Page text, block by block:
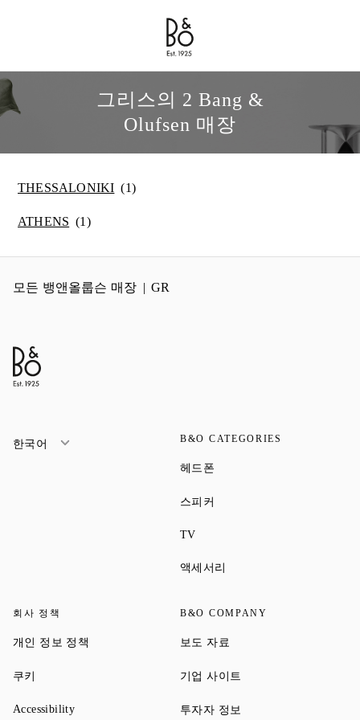
Bang & Olufsen - Exist to Create
Link Opens in New Tab
그리스의 2 Bang &
Olufsen 매장
THESSALONIKI
ATHENS
모든 뱅앤올룹슨 매장 GR
한국어 B&O CATEGORIES
헤드폰
스피커
TVLink Opens in New Tab
액세서리
회사 정책
개인 정보 정책 Link Opens in New Tab
쿠키
AccessibilityLink Opens in New Tab
B&O COMPANY
보도 자료
기업 사이트
투자자 정보